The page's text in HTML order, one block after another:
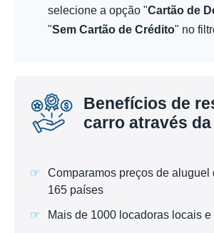
selecione a opção "Cartão de
"Sem Cartão de Crédito" no
Benefícios de
carro através
Comparamos preços de aluguel
165 países
Mais de 1000 locadoras locais